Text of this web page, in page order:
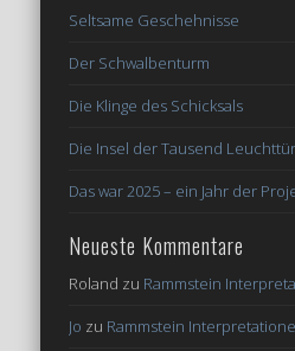
Seltsame Geschehnisse
Der Schwalbenturm
Die Klinge des Schicksals
Die Insel der Tausend
Das war 2025 – ein Jahr der
Neueste Kommentare
Roland zu Rammstein
Jo zu Rammstein